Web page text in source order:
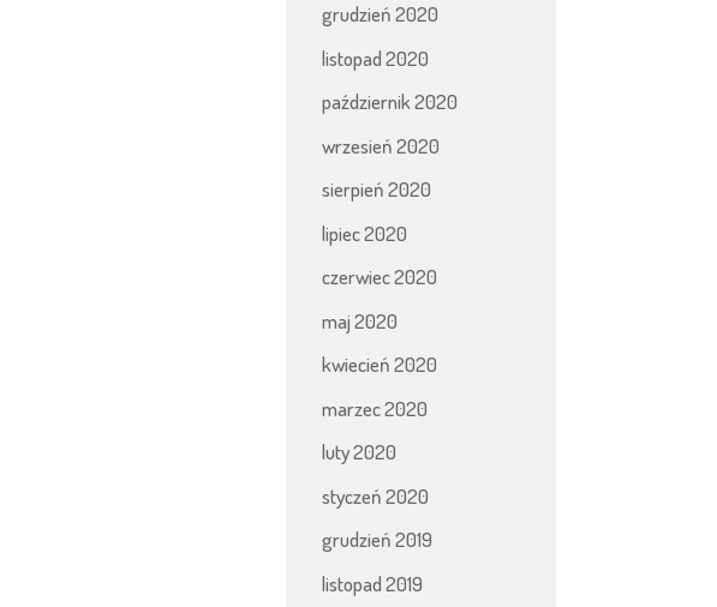
grudzień 2020
listopad 2020
październik 2020
wrzesień 2020
sierpień 2020
lipiec 2020
czerwiec 2020
maj 2020
kwiecień 2020
marzec 2020
luty 2020
styczeń 2020
grudzień 2019
listopad 2019